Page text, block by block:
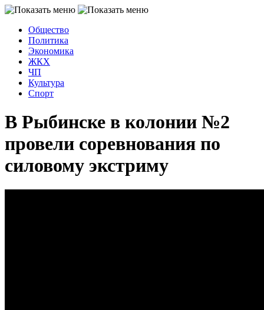
Общество
Политика
Экономика
ЖКХ
ЧП
Культура
Спорт
В Рыбинске в колонии №2
провели соревнования по
силовому экстриму